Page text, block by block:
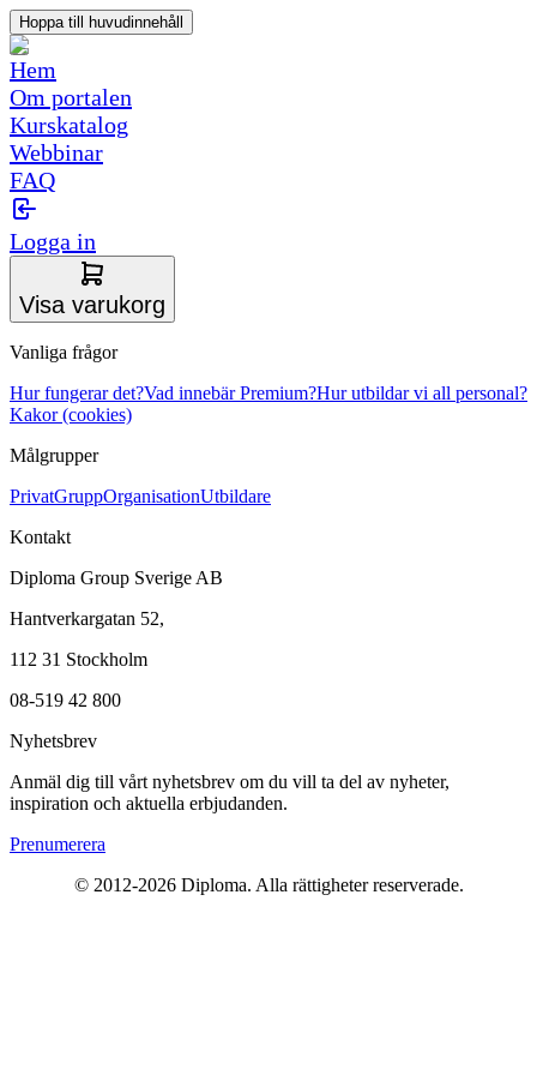
Hoppa till huvudinnehåll
Hem
Om portalen
Kurskatalog
Webbinar
FAQ
Logga in
Visa varukorg
Vanliga frågor
Hur fungerar det?Vad innebär Premium?Hur utbildar vi all personal?
Kakor (cookies)
Målgrupper
PrivatGruppOrganisationUtbildare
Kontakt
Diploma Group Sverige AB
Hantverkargatan 52,
112 31 Stockholm
08-519 42 800
Nyhetsbrev
Anmäl dig till vårt nyhetsbrev om du vill ta del av nyheter,
inspiration och aktuella erbjudanden.
Prenumerera
© 2012-2026 Diploma. Alla rättigheter reserverade.